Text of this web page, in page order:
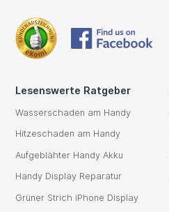
Lesenswerte Ratgeber
Wasserschaden am Handy
Hitzeschaden am Handy
Aufgeblähter Handy Akku
Handy Display Reparatur
Grüner Strich iPhone Display